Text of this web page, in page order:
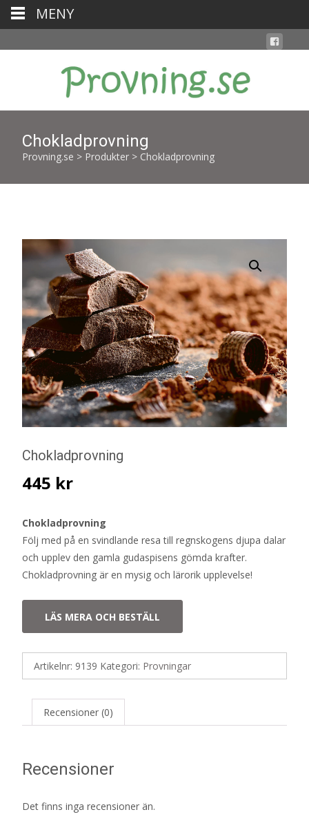
Chokladprovning
Provning.se > Produkter > Chokladprovning
Chokladprovning
445 kr
Chokladprovning
Följ med på en svindlande resa till regnskogens djupa dalar
och upplev den gamla gudaspisens gömda krafter.
Chokladprovning är en mysig och lärorik upplevelse!
LÄS MERA OCH BESTÄLL
Artikelnr: 9139 Kategori: Provningar
Recensioner (0)
Recensioner
Det finns inga recensioner än.
MENY